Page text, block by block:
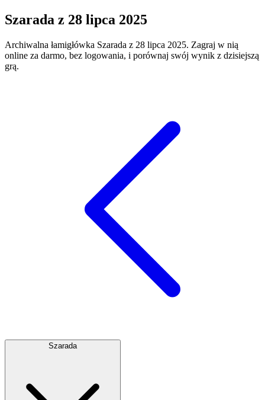
Szarada z 28 lipca 2025
Archiwalna łamigłówka Szarada z 28 lipca 2025. Zagraj w nią
online za darmo, bez logowania, i porównaj swój wynik z dzisiejszą
grą.
Szarada